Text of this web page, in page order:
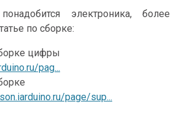
электроника, более
по сборке:
цифры
pag...
page/sup...